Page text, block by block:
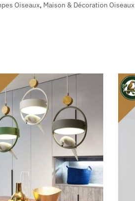
Oiseaux, Maison & Décoration Oiseaux